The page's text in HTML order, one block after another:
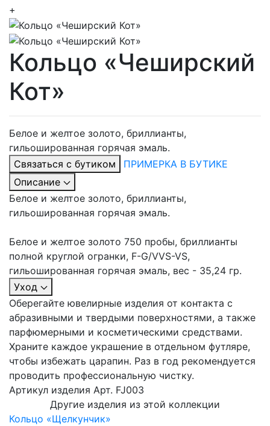
+
Кольцо «Чеширский
Кот»
Белое и желтое золото, бриллианты,
гильошированная горячая эмаль.
Связаться с бутиком
ПРИМЕРКА В БУТИКЕ
Описание
Белое и желтое золото, бриллианты,
гильошированная горячая эмаль.
Белое и желтое золото 750 пробы, бриллианты
полной круглой огранки, F-G/VVS-VS,
гильошированная горячая эмаль, вес - 35,24 гр.
Уход
Оберегайте ювелирные изделия от контакта с
абразивными и твердыми поверхностями, а также
парфюмерными и косметическими средствами.
Храните каждое украшение в отдельном футляре,
чтобы избежать царапин. Раз в год рекомендуется
проводить профессиональную чистку.
Артикул изделия Арт. FJ003
Другие изделия из этой коллекции
Кольцо «Щелкунчик»